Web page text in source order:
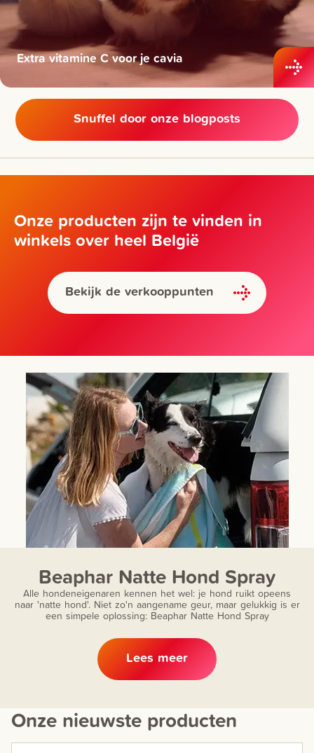
Extra vitamine C voor je cavia
Snuffel door onze blogposts
Onze producten zijn te vinden in
winkels over heel België
Bekijk de verkooppunten
Beaphar Natte Hond Spray
Alle hondeneigenaren kennen het wel: je hond ruikt opeens
naar 'natte hond'. Niet zo'n aangename geur, maar gelukkig is er
een simpele oplossing: Beaphar Natte Hond Spray
Lees meer
Onze nieuwste producten